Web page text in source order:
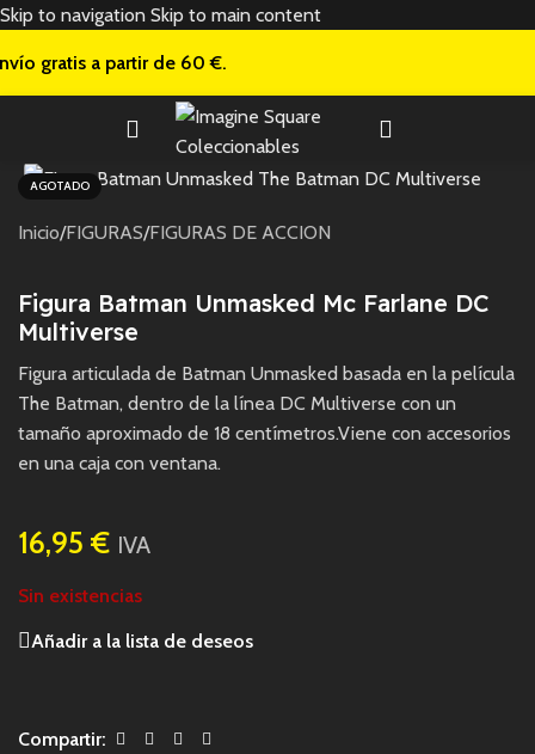
Skip to navigation Skip to main content
gratis a partir de 60 €.
AGOTADO
Inicio/FIGURAS/FIGURAS DE ACCION
Figura Batman Unmasked Mc Farlane DC
Multiverse
Figura articulada de Batman Unmasked basada en la película
The Batman, dentro de la línea DC Multiverse con un
tamaño aproximado de 18 centímetros.Viene con accesorios
en una caja con ventana.
16,95 € IVA
Sin existencias
Añadir a la lista de deseos
Compartir: